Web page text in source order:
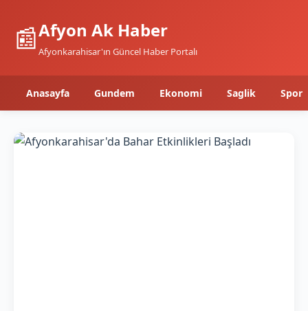
📰Afyon Ak Haber
Afyonkarahisar'ın Güncel Haber Portalı
Anasayfa Gundem Ekonomi Saglik Spor